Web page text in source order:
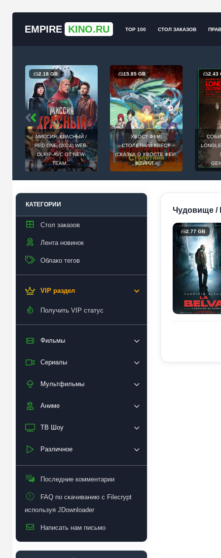
EMPIRE KINO.RU TOP 100 СТОЛ ЗАКАЗОВ
2.18 GB
МИССИЯ: КРАСНЫЙ /
RED ONE (2024) WEB-
DLRIP-AVC ОТ NEW-
TEAM...
15.85 GB
ХВОСТ ФЕИ:
СТОЛЕТНИЙ КВЕСТ
(СКАЗКА О ХВОСТЕ ФЕИ,
ФЕЙРИ...
2.43
КАТЕГОРИИ
Стол заказов
Лента новинок
Облако тегов
VIP раздел
Получить VIP статус
Фильмы
Сериалы
Мультфильмы
Аниме
ТВ Шоу
Различное
Последние комментарии
FAQ по скачиванию с Filecrypt
используя JDownloader
Написать нам письмо
Чудовище /
2.77 GB